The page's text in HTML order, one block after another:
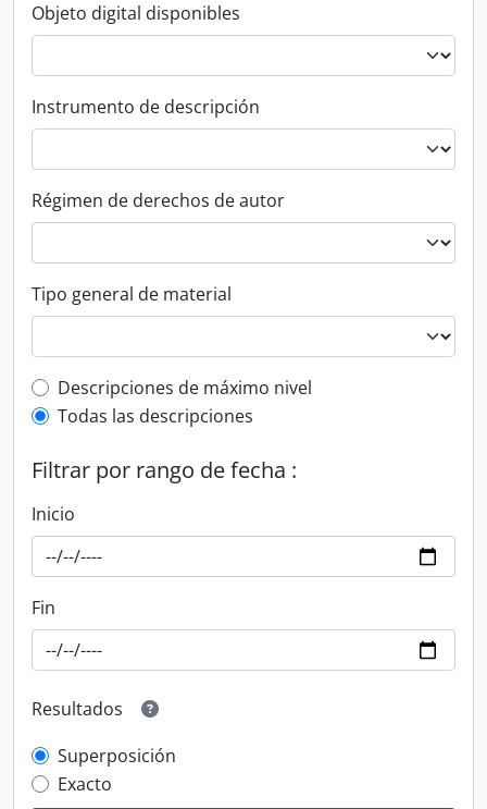
Objeto digital disponibles
Instrumento de descripción
Régimen de derechos de autor
Tipo general de material
Top-level description filter
Descripciones de máximo nivel
Todas las descripciones
Filtrar por rango de fecha :
Inicio
Fin
Resultados
Superposición
Exacto